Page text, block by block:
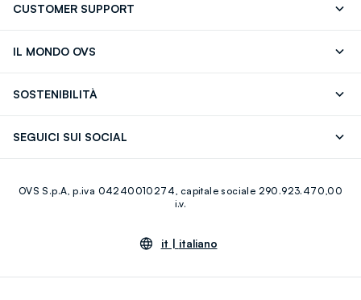
CUSTOMER SUPPORT
IL MONDO OVS
Giftcard
SOSTENIBILITÀ
SEGUICI SUI SOCIAL
Youtube Linkedin
OVS S.p.A, p.iva 04240010274, capitale sociale 290.923.470,00
i.v.
it | italiano